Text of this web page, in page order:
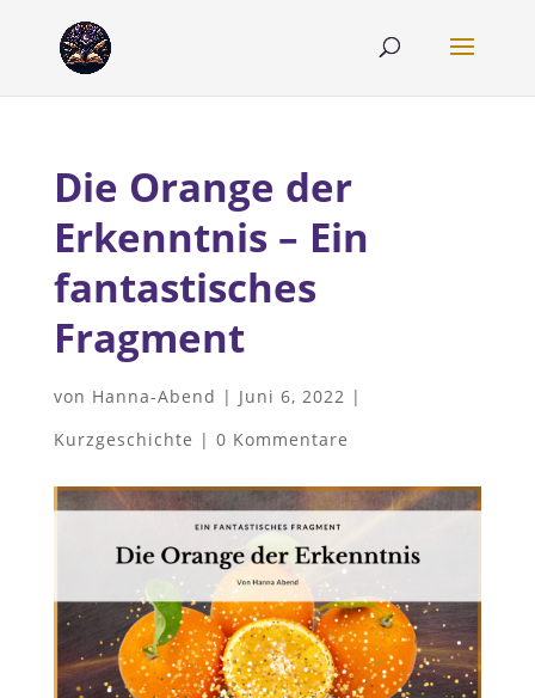
Die Orange der
Erkenntnis – Ein
fantastisches
Fragment
von Hanna-Abend | Juni 6, 2022 |
Kurzgeschichte | 0 Kommentare